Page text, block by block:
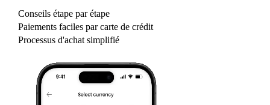
Conseils étape par étape
Paiements faciles par carte de crédit
Processus d'achat simplifié